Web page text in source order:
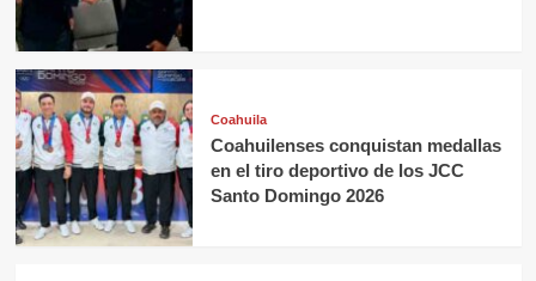
Coahuila
Coahuilenses conquistan medallas
en el tiro deportivo de los JCC
Santo Domingo 2026